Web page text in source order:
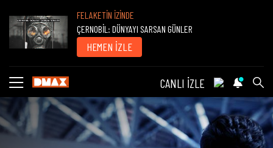
FELAKETİN İZİNDE
ÇERNOBİL: DÜNYAYI SARSAN GÜNLER
HEMEN İZLE
CANLI İZLE